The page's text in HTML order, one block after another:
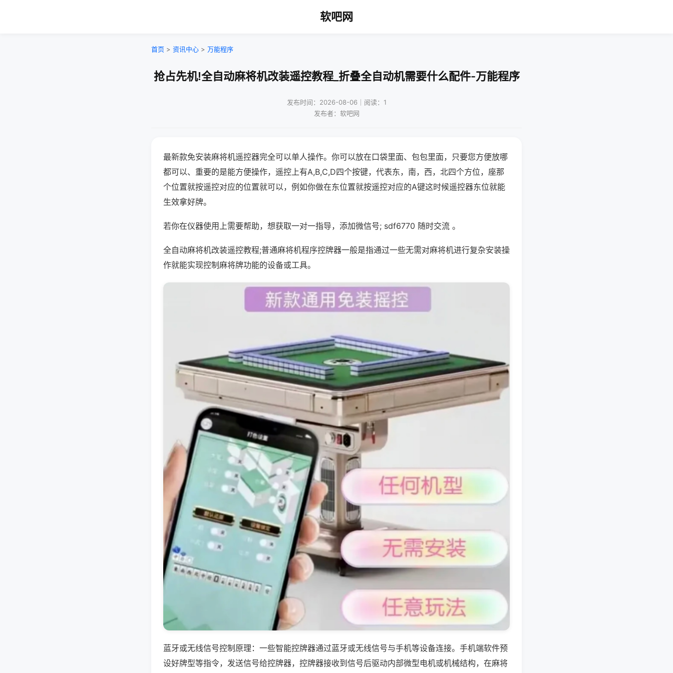
软吧网
首页 > 资讯中心 > 万能程序
抢占先机!全自动麻将机改装遥控教程_折叠全自动机需要什么配件-万能程序
发布时间：2026-08-06｜阅读：1
发布者：软吧网
最新款免安装麻将机遥控器完全可以单人操作。你可以放在口袋里面、包包里面，只要您方便放哪
都可以、重要的是能方便操作，遥控上有A,B,C,D四个按键，代表东，南，西，北四个方位，座那
个位置就按遥控对应的位置就可以，例如你做在东位置就按遥控对应的A键这时候遥控器东位就能
生效拿好牌。
若你在仪器使用上需要帮助，想获取一对一指导，添加微信号; sdf6770 随时交流 。
全自动麻将机改装遥控教程;普通麻将机程序控牌器一般是指通过一些无需对麻将机进行复杂安装操
作就能实现控制麻将牌功能的设备或工具。
蓝牙或无线信号控制原理：一些智能控牌器通过蓝牙或无线信号与手机等设备连接。手机端软件预
设好牌型等指令，发送信号给控牌器，控牌器接收到信号后驱动内部微型电机或机械结构，在麻将